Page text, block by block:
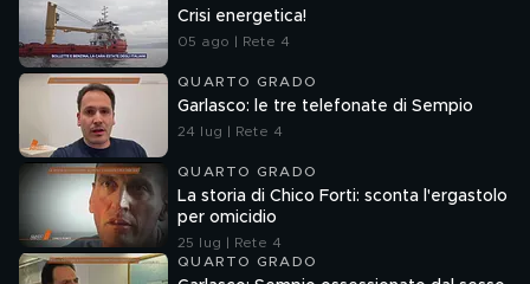
Crisi energetica!
05 ago | Rete 4
QUARTO GRADO
Garlasco: le tre telefonate di Sempio
24 lug | Rete 4
QUARTO GRADO
La storia di Chico Forti: sconta l'ergastolo
per omicidio
25 lug | Rete 4
QUARTO GRADO